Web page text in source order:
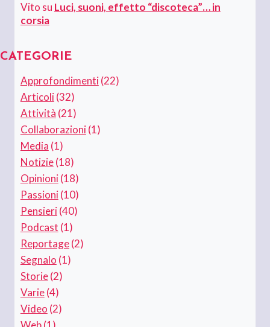
Vito su Luci, suoni, effetto “discoteca”… in
corsia
CATEGORIE
Approfondimenti(22)
Articoli(32)
Attività (21)
Collaborazioni(1)
Media (1)
Notizie(18)
Opinioni(18)
Passioni(10)
Pensieri(40)
Podcast (1)
Reportage(2)
Segnalo (1)
Storie(2)
Varie(4)
Video (2)